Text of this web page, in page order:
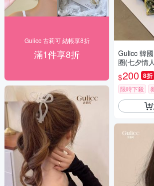
Gulicc 古莉可 結帳享8折
滿1件享8折
Gulicc 韓
圈(七夕情
不咬髮 生
$200 8折
限時下殺